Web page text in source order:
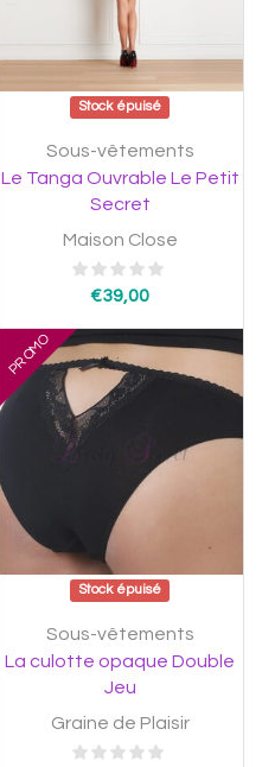
Stock épuisé
Sous-vêtements
Le Tanga Ouvrable Le Petit
Secret
Maison Close
€39,00
Stock épuisé
PROMO
Sous-vêtements
La culotte opaque Double
Jeu
Graine de Plaisir